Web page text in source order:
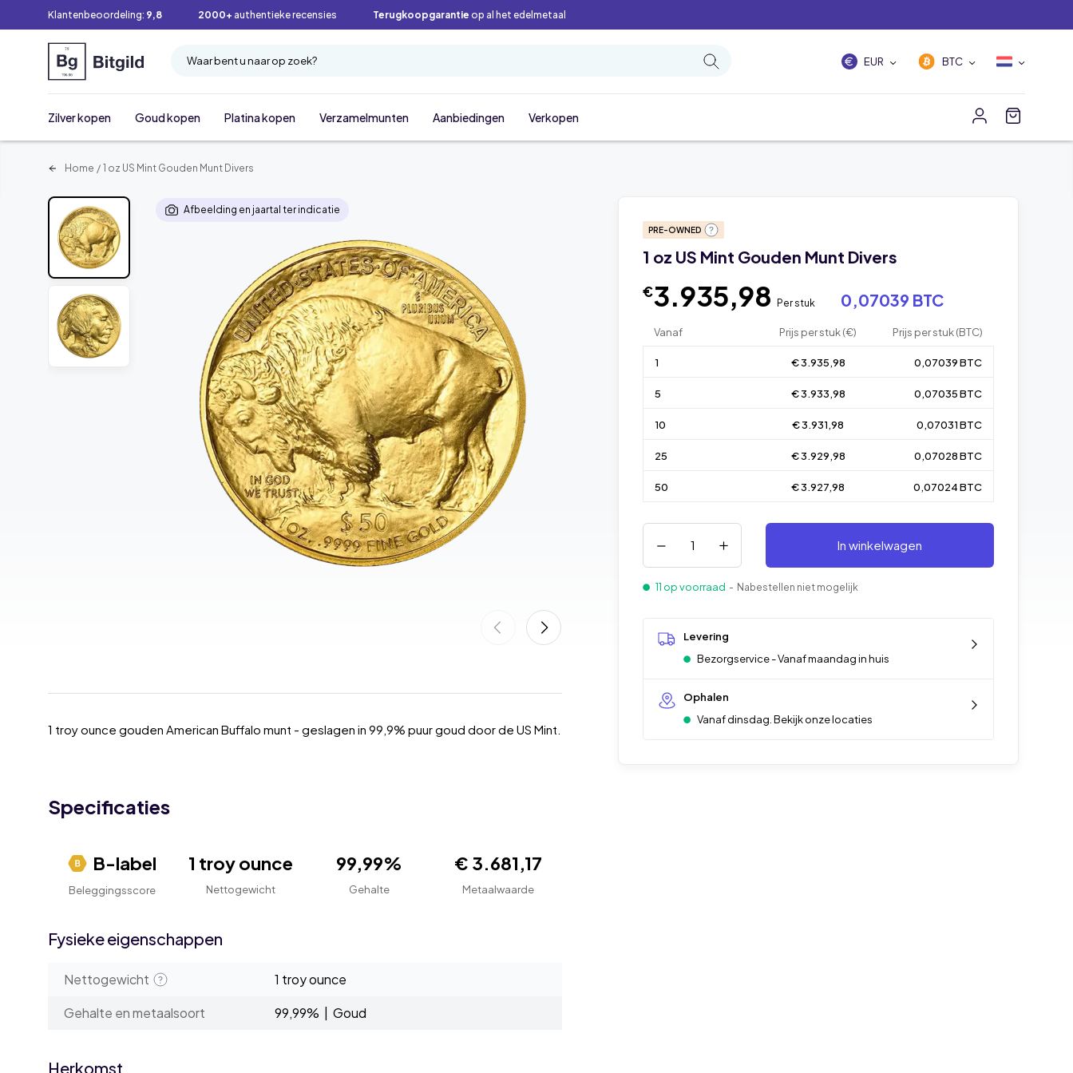
Klantenbeoordeling: 9,8 2000+ authentieke recensies Terugkoopgarantie op al het edelmetaal
Waar bent u naar op zoek? EUR BTC
Zilver kopen Goud kopen Platina kopen Verzamelmunten Aanbiedingen Verkopen
Home / 1 oz US Mint Gouden Munt Divers
PRE-OWNED
1 oz US Mint Gouden Munt Divers
€3.935,98 Per stuk 0,07039 BTC
Vanaf Prijs per stuk (€) Prijs per stuk (BTC)
1 € 3.935,98 0,07039 BTC
5 € 3.933,98 0,07035 BTC
10 € 3.931,98 0,07031 BTC
25 € 3.929,98 0,07028 BTC
50 € 3.927,98 0,07024 BTC
In winkelwagen
11 op voorraad - Nabestellen niet mogelijk
Levering
Bezorgservice - Vanaf maandag in huis
Ophalen
Vanaf dinsdag. Bekijk onze locaties
Afbeelding en jaartal ter indicatie
1 troy ounce gouden American Buffalo munt - geslagen in 99,9% puur goud door de US Mint.
Specificaties
B-label
Beleggingsscore
1 troy ounce
Nettogewicht
99,99%
Gehalte
€ 3.681,17
Metaalwaarde
Fysieke eigenschappen
Nettogewicht
1 troy ounce
Gehalte en metaalsoort
99,99% | Goud
Herkomst